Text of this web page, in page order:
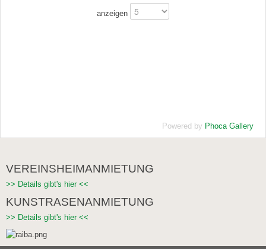
anzeigen
Powered by Phoca Gallery
VEREINSHEIMANMIETUNG
>> Details gibt's hier <<
KUNSTRASENANMIETUNG
>> Details gibt's hier <<